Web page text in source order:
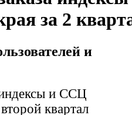
за 2
и
и ССЦ
квартал